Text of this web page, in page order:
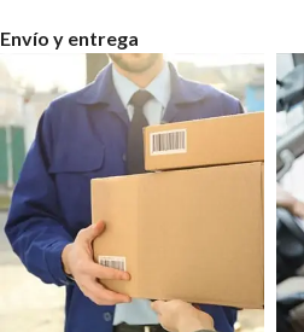
Envío y entrega